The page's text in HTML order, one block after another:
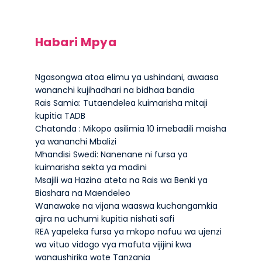
Habari Mpya
Ngasongwa atoa elimu ya ushindani, awaasa
wananchi kujihadhari na bidhaa bandia
Rais Samia: Tutaendelea kuimarisha mitaji
kupitia TADB
Chatanda : Mikopo asilimia 10 imebadili maisha
ya wananchi Mbalizi
Mhandisi Swedi: Nanenane ni fursa ya
kuimarisha sekta ya madini
Msajili wa Hazina ateta na Rais wa Benki ya
Biashara na Maendeleo
Wanawake na vijana waaswa kuchangamkia
ajira na uchumi kupitia nishati safi
REA yapeleka fursa ya mkopo nafuu wa ujenzi
wa vituo vidogo vya mafuta vijijini kwa
wanaushirika wote Tanzania